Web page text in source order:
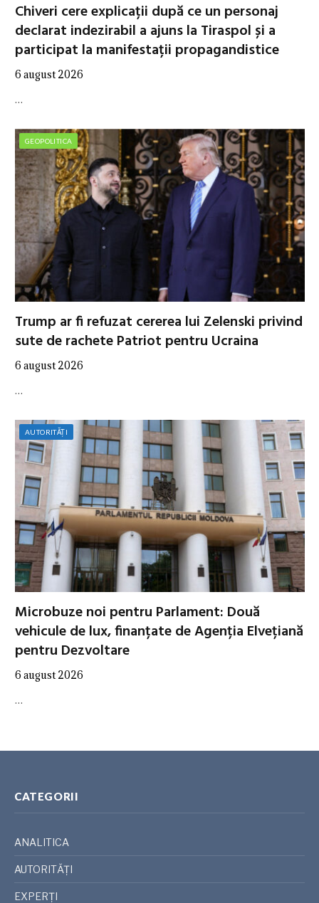
Chiveri cere explicații după ce un personaj
declarat indezirabil a ajuns la Tiraspol și a
participat la manifestații propagandistice
6 august 2026
…
GEOPOLITICA
Trump ar fi refuzat cererea lui Zelenski privind
sute de rachete Patriot pentru Ucraina
6 august 2026
…
AUTORITĂȚI
Microbuze noi pentru Parlament: Două
vehicule de lux, finanțate de Agenția Elvețiană
pentru Dezvoltare
6 august 2026
…
CATEGORII
ANALITICA
AUTORITĂȚI
EXPERȚI